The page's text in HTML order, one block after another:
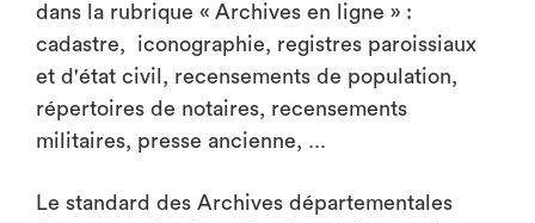
dans la rubrique « Archives en ligne » :
cadastre, iconographie, registres paroissiaux
et d'état civil, recensements de population,
répertoires de notaires, recensements
militaires, presse ancienne, ...
Le standard des Archives départementales